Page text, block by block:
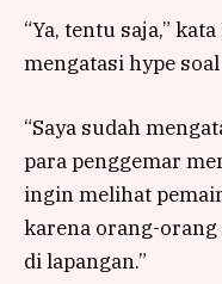
“Ya, tentu saja,”
mengatasi hype soal
“Saya sudah
para penggemar
ingin melihat
karena orang-
di lapangan.”